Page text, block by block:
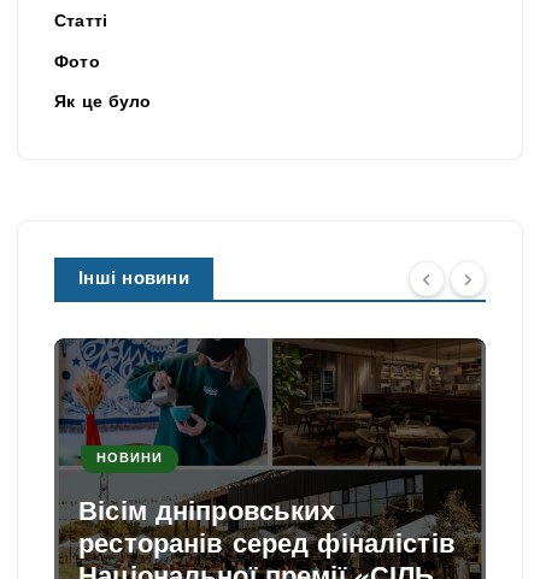
Статті
Фото
Як це було
Інші новини
НОВИНИ
Вісім дніпровських
ресторанів серед фіналістів